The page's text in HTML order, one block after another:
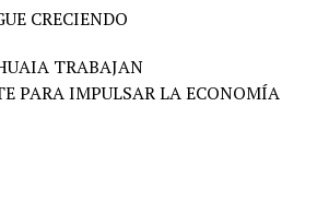
CRECIENDO
TRABAJAN
PARA IMPULSAR LA ECONOMÍA